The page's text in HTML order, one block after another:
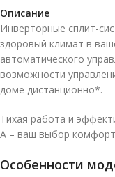
Описание
Инверторные сплит-
здоровый климат в
автоматического
возможности
доме дистанционно*.
Тихая работа и
А – ваш выбор
Особенности